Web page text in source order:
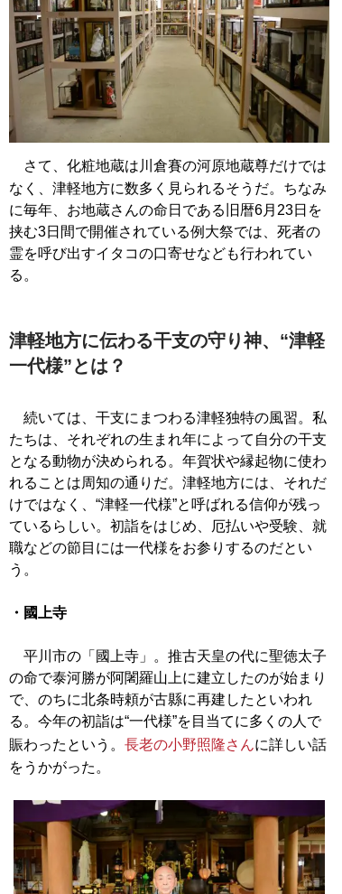
さて、化粧地蔵は川倉賽の河原地蔵尊だけでは
なく、津軽地方に数多く見られるそうだ。ちなみ
に毎年、お地蔵さんの命日である旧暦6月23日を
挟む3日間で開催されている例大祭では、死者の
霊を呼び出すイタコの口寄せなども行われてい
る。
津軽地方に伝わる干支の守り神、“津軽
一代様”とは？
続いては、干支にまつわる津軽独特の風習。私
たちは、それぞれの生まれ年によって自分の干支
となる動物が決められる。年賀状や縁起物に使わ
れることは周知の通りだ。津軽地方には、それだ
けではなく、“津軽一代様”と呼ばれる信仰が残っ
ているらしい。初詣をはじめ、厄払いや受験、就
職などの節目には一代様をお参りするのだとい
う。
・國上寺
平川市の「國上寺」。推古天皇の代に聖徳太子
の命で泰河勝が阿闍羅山上に建立したのが始まり
で、のちに北条時頼が古縣に再建したといわれ
る。今年の初詣は“一代様”を目当てに多くの人で
賑わったという。 長老の小野照隆さんに詳しい話
をうかがった。